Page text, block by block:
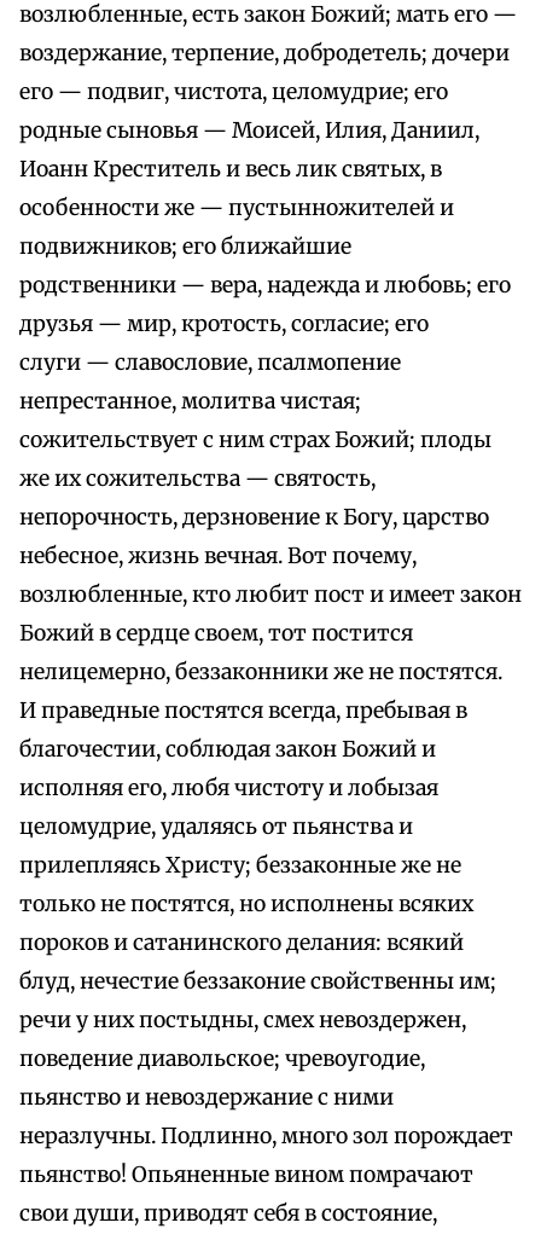
возлюбленные, есть закон Божий; мать его —
воздержание, терпение, добродетель; дочери
его — подвиг, чистота, целомудрие; его
родные сыновья — Моисей, Илия, Даниил,
Иоанн Креститель и весь лик святых, в
особенности же — пустынножителей и
подвижников; его ближайшие
родственники — вера, надежда и любовь; его
друзья — мир, кротость, согласие; его
слуги — славословие, псалмопение
непрестанное, молитва чистая;
сожительствует с ним страх Божий; плоды
же их сожительства — святость,
непорочность, дерзновение к Богу, царство
небесное, жизнь вечная. Вот почему,
возлюбленные, кто любит пост и имеет закон
Божий в сердце своем, тот постится
нелицемерно, беззаконники же не постятся.
И праведные постятся всегда, пребывая в
благочестии, соблюдая закон Божий и
исполняя его, любя чистоту и лобызая
целомудрие, удаляясь от пьянства и
прилепляясь Христу; беззаконные же не
только не постятся, но исполнены всяких
пороков и сатанинского делания: всякий
блуд, нечестие беззаконие свойственны им;
речи у них постыдны, смех невоздержен,
поведение диавольское; чревоугодие,
пьянство и невоздержание с ними
неразлучны. Подлинно, много зол порождает
пьянство! Опьяненные вином помрачают
свои души, приводят себя в состояние,